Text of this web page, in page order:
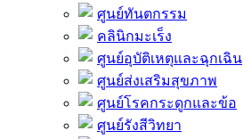
ศูนย์ทันตกรรม
คลินิกมะเร็ง
ศูนย์อุบัติเหตุและฉุกเฉิน
ศูนย์ส่งเสริมสุขภาพ
ศูนย์โรคกระดูกและข้อ
ศูนย์รังสีวิทยา